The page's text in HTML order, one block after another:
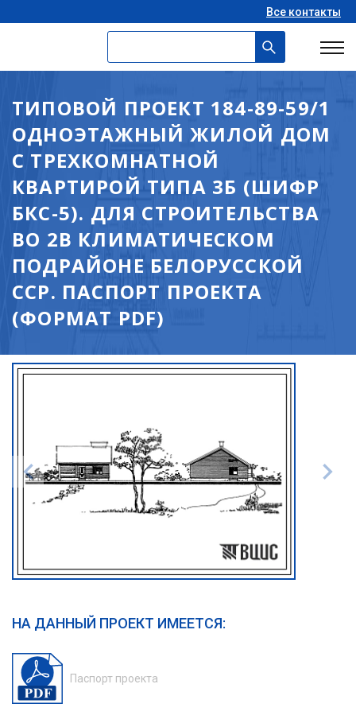
Все контакты
ТИПОВОЙ ПРОЕКТ 184-89-59/1
ОДНОЭТАЖНЫЙ ЖИЛОЙ ДОМ
С ТРЕХКОМНАТНОЙ
КВАРТИРОЙ ТИПА 3Б (ШИФР
БКС-5). ДЛЯ СТРОИТЕЛЬСТВА
ВО 2В КЛИМАТИЧЕСКОМ
ПОДРАЙОНЕ БЕЛОРУССКОЙ
ССР. ПАСПОРТ ПРОЕКТА
(ФОРМАТ PDF)
НА ДАННЫЙ ПРОЕКТ ИМЕЕТСЯ:
Паспорт проекта